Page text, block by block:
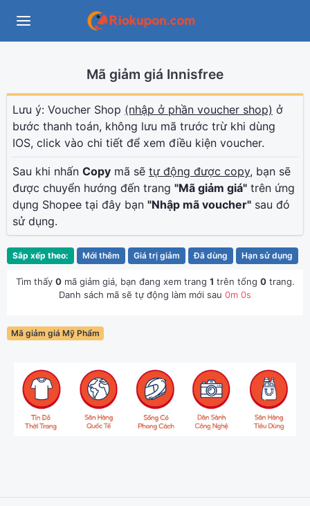
Mã giảm giá Innisfree
Lưu ý: Voucher Shop (nhập ở phần voucher shop) ở
bước thanh toán, không lưu mã trước trừ khi dùng
IOS, click vào chi tiết để xem điều kiện voucher.
Sau khi nhấn Copy mã sẽ tự động được copy, bạn sẽ
được chuyển hướng đến trang "Mã giảm giá" trên ứng
dụng Shopee tại đây bạn "Nhập mã voucher" sau đó
sử dụng.
Sắp xếp theo: Mới thêm Giá trị giảm Đã dùng Hạn sử dụng
Tìm thấy 0mã giảm giá, bạn đang xem trang 1 trên tổng 0trang.
Danh sách mã sẽ tự động làm mới sau 0m 0s
Mã giảm giá Mỹ Phẩm